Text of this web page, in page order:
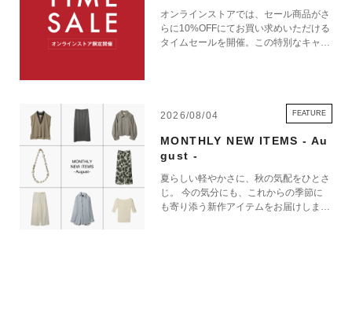
オンラインストアでは、セール商品がさ
らに10%OFFにてお買い求めいただける
タイムセールを開催。この特別なキャン
2026/08/04 FEATURE
MONTHLY NEW ITEMS - Au
gust -
夏らしい軽やかさに、秋の気配をひとさ
じ。 今の気分にも、これからの季節に
も寄り添う新作アイテムをお届けしま